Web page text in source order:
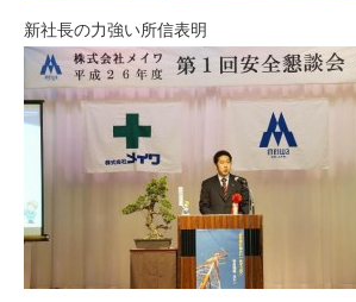
新社長の力強い所信表明